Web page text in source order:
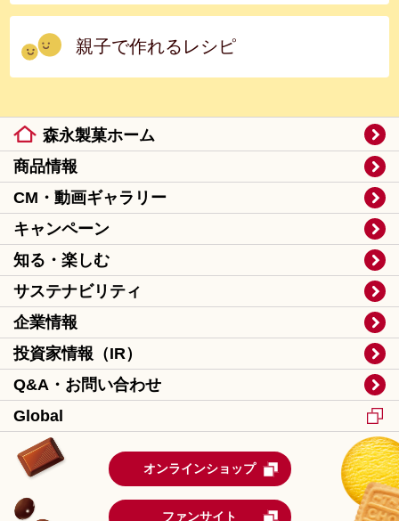
親子で作れるレシピ
森永製菓ホーム
商品情報
CM・動画ギャラリー
キャンペーン
知る・楽しむ
サステナビリティ
企業情報
投資家情報（IR）
Q&A・お問い合わせ
Global
オンラインショップ
ファンサイト